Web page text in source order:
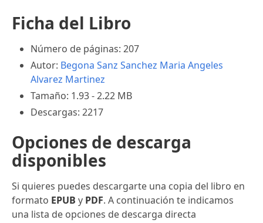
Ficha del Libro
Número de páginas: 207
Autor: Begona Sanz Sanchez Maria Angeles
Alvarez Martinez
Tamaño: 1.93 - 2.22 MB
Descargas: 2217
Opciones de descarga
disponibles
Si quieres puedes descargarte una copia del libro en
formato EPUB y PDF. A continuación te indicamos
una lista de opciones de descarga directa